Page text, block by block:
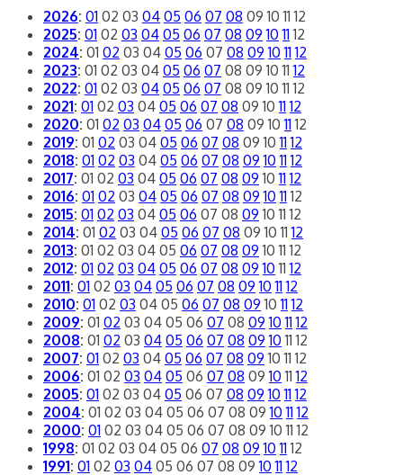
2026: 01 02 03 04 05 06 07 08 09 10 11 12
2025: 01 02 03 04 05 06 07 08 09 10 11 12
2024: 01 02 03 04 05 06 07 08 09 10 11 12
2023: 01 02 03 04 05 06 07 08 09 10 11 12
2022: 01 02 03 04 05 06 07 08 09 10 11 12
2021: 01 02 03 04 05 06 07 08 09 10 11 12
2020: 01 02 03 04 05 06 07 08 09 10 11 12
2019: 01 02 03 04 05 06 07 08 09 10 11 12
2018: 01 02 03 04 05 06 07 08 09 10 11 12
2017: 01 02 03 04 05 06 07 08 09 10 11 12
2016: 01 02 03 04 05 06 07 08 09 10 11 12
2015: 01 02 03 04 05 06 07 08 09 10 11 12
2014: 01 02 03 04 05 06 07 08 09 10 11 12
2013: 01 02 03 04 05 06 07 08 09 10 11 12
2012: 01 02 03 04 05 06 07 08 09 10 11 12
2011: 01 02 03 04 05 06 07 08 09 10 11 12
2010: 01 02 03 04 05 06 07 08 09 10 11 12
2009: 01 02 03 04 05 06 07 08 09 10 11 12
2008: 01 02 03 04 05 06 07 08 09 10 11 12
2007: 01 02 03 04 05 06 07 08 09 10 11 12
2006: 01 02 03 04 05 06 07 08 09 10 11 12
2005: 01 02 03 04 05 06 07 08 09 10 11 12
2004: 01 02 03 04 05 06 07 08 09 10 11 12
2000: 01 02 03 04 05 06 07 08 09 10 11 12
1998: 01 02 03 04 05 06 07 08 09 10 11 12
1991: 01 02 03 04 05 06 07 08 09 10 11 12